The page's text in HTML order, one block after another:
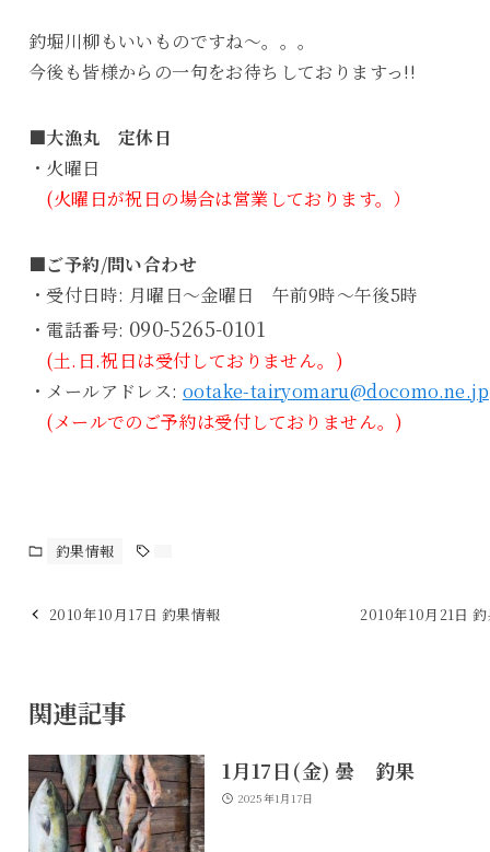
釣堀川柳もいいものですね～。。。
今後も皆様からの一句をお待ちしておりますっ!!
■大漁丸 定休日
・火曜日
(火曜日が祝日の場合は営業しております。）
■ご予約/問い合わせ
・受付日時: 月曜日～金曜日 午前9時～午後5時
・電話番号: 090-5265-0101
(土.日.祝日は受付しておりません。)
・メールアドレス: ootake-tairyomaru@docomo.ne.jp
(メールでのご予約は受付しておりません。)
釣果情報
2010年10月17日 釣果情報 2010年10月21日
関連記事
1月17日(金) 曇 釣果
2025年1月17日